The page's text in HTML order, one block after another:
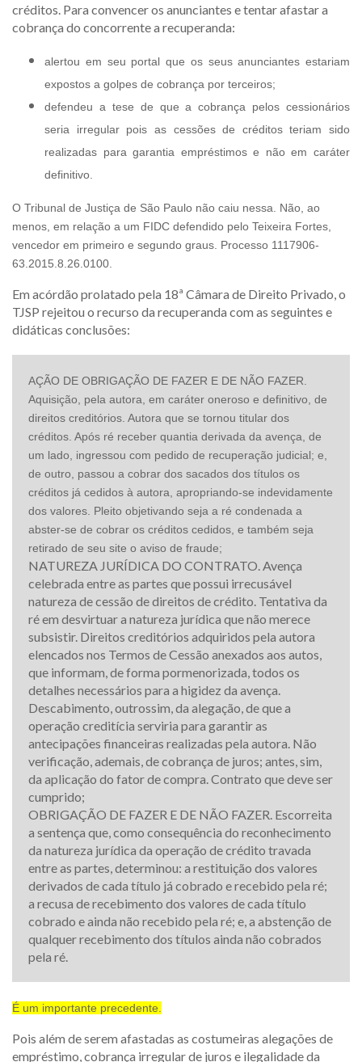
créditos. Para convencer os anunciantes e tentar afastar a
cobrança do concorrente a recuperanda:
alertou em seu portal que os seus anunciantes estariam
expostos a golpes de cobrança por terceiros;
defendeu a tese de que a cobrança pelos cessionários
seria irregular pois as cessões de créditos teriam sido
realizadas para garantia empréstimos e não em caráter
definitivo.
O Tribunal de Justiça de São Paulo não caiu nessa. Não, ao
menos, em relação a um FIDC defendido pelo Teixeira Fortes,
vencedor em primeiro e segundo graus. Processo 1117906-
63.2015.8.26.0100.
Em acórdão prolatado pela 18ª Câmara de Direito Privado, o
TJSP rejeitou o recurso da recuperanda com as seguintes e
didáticas conclusões:
AÇÃO DE OBRIGAÇÃO DE FAZER E DE NÃO FAZER.
Aquisição, pela autora, em caráter oneroso e definitivo, de
direitos creditórios. Autora que se tornou titular dos
créditos. Após ré receber quantia derivada da avença, de
um lado, ingressou com pedido de recuperação judicial; e,
de outro, passou a cobrar dos sacados dos títulos os
créditos já cedidos à autora, apropriando-se indevidamente
dos valores. Pleito objetivando seja a ré condenada a
abster-se de cobrar os créditos cedidos, e também seja
retirado de seu site o aviso de fraude;
NATUREZA JURÍDICA DO CONTRATO. Avença
celebrada entre as partes que possui irrecusável
natureza de cessão de direitos de crédito. Tentativa da
ré em desvirtuar a natureza jurídica que não merece
subsistir. Direitos creditórios adquiridos pela autora
elencados nos Termos de Cessão anexados aos autos,
que informam, de forma pormenorizada, todos os
detalhes necessários para a higidez da avença.
Descabimento, outrossim, da alegação, de que a
operação creditícia serviria para garantir as
antecipações financeiras realizadas pela autora. Não
verificação, ademais, de cobrança de juros; antes, sim,
da aplicação do fator de compra. Contrato que deve ser
cumprido;
OBRIGAÇÃO DE FAZER E DE NÃO FAZER. Escorreita
a sentença que, como consequência do reconhecimento
da natureza jurídica da operação de crédito travada
entre as partes, determinou: a restituição dos valores
derivados de cada título já cobrado e recebido pela ré;
a recusa de recebimento dos valores de cada título
cobrado e ainda não recebido pela ré; e, a abstenção de
qualquer recebimento dos títulos ainda não cobrados
pela ré.
É um importante precedente.
Pois além de serem afastadas as costumeiras alegações de
empréstimo, cobrança irregular de juros e ilegalidade da